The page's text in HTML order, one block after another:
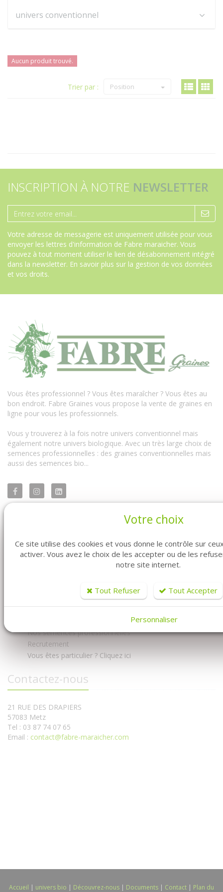
univers conventionnel
Aucun produit trouvé.
Trier par : Position
INSCRIPTION À NOTRE NEWSLETTER
Votre adresse de messagerie est uniquement utilisée pour vous
envoyer les lettres d'information de Fabre maraicher. Vous
pouvez à tout moment utiliser le lien de désabonnement intégré
dans la newsletter. En savoir plus sur la gestion de vos données
et vos droits.
Vous êtes professionnel ? Vous êtes maraîcher ? Vous êtes au
bon endroit. Fabre Graines vous propose la vente de graines en
ligne pour vous les professionnels.
Vous y trouverez à la fois notre univers conventionnel mais
également notre univers biologique. Avec un très large choix de
semences professionnelles : des graines conventionnelles mais
aussi des semences bio...
Documents
Nos semences professionnelles
Recrutement
Vous êtes particulier ? Cliquez ici
Contactez-nous
21 RUE DES DRAPIERS
57083 Metz
Tel : 03 87 74 07 65
Email : contact@fabre-maraicher.com
Accueil | univers bio | Découvrez-nous | Documents | Contact | Plan du
Votre choix
Ce site utilise des cookies et vous donne le contrôle sur
activer. Vous avez le choix de les accepter ou de les
notre site internet.
Tout Refuser Tout Accepter
Personnaliser